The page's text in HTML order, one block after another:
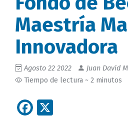
Maestría
Innovadora
Agosto 22 2022
Juan David
Tiempo de lectura ~ 2 minutos
Facebook